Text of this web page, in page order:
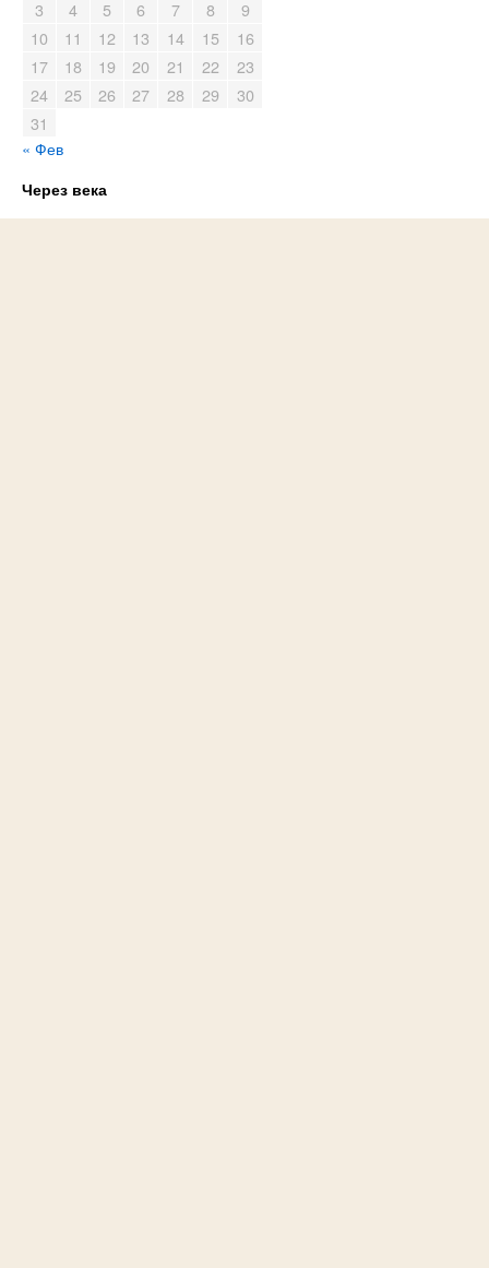
3 4 5 6 7 8
9
10
11 12 13 14 15
16
17
18 19 20 21 22
23
24
25 26 27 28 29
30
31
« Фев
Через века